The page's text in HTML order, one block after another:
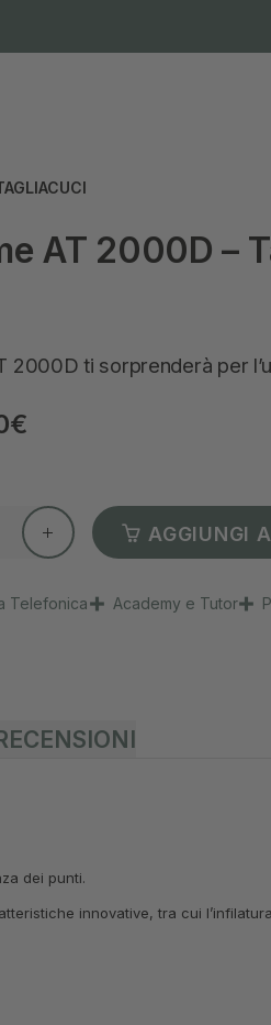
AT 2000D –
2000D ti sorprenderà per
€
AGGIUNGI
Telefonica Academy e Tutor
RECENSIONI
dei punti.
innovative, tra cui